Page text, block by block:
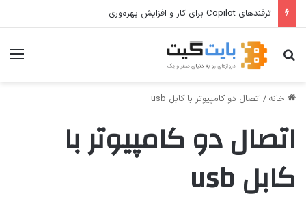
ترفندهای Copilot برای کار و افزایش بهره‌وری
جستجو برای
خانه / اتصال دو کامپیوتر با کابل usb
اتصال دو کامپیوتر با
کابل usb